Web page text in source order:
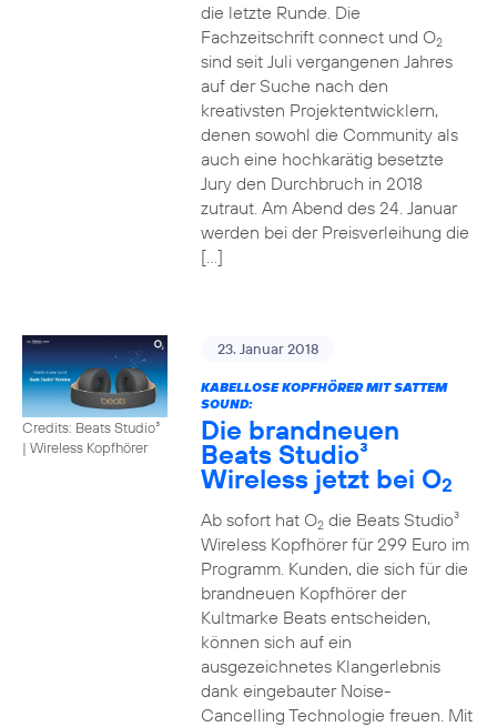
die letzte Runde. Die
Fachzeitschrift connect und O2
sind seit Juli vergangenen Jahres
auf der Suche nach den
kreativsten Projektentwicklern,
denen sowohl die Community als
auch eine hochkarätig besetzte
Jury den Durchbruch in 2018
zutraut. Am Abend des 24. Januar
werden bei der Preisverleihung die
[…]
Credits: Beats Studio³
| Wireless Kopfhörer
23. Januar 2018
KABELLOSE KOPFHÖRER MIT SATTEM
SOUND:
Die brandneuen
Beats Studio³
Wireless jetzt bei O2
Ab sofort hat O2die Beats Studio³
Wireless Kopfhörer für 299 Euro im
Programm. Kunden, die sich für die
brandneuen Kopfhörer der
Kultmarke Beats entscheiden,
können sich auf ein
ausgezeichnetes Klangerlebnis
dank eingebauter Noise-
Cancelling Technologie freuen. Mit